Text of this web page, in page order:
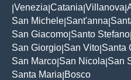
Venezia Catania Villanova
San Michele Sant'anna
San Giacomo Santo Stefano
San Giorgio San Vito Santa
San Marco San Nicola San
Santa Maria Bosco